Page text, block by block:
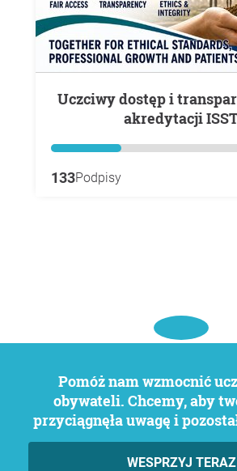
Uczciwy dostęp i transparentność w
akredytacji
133Podpisy
Pomóż nam wzmocnić uczestnictwo
obywateli. Chcemy, aby
przyciągnęła uwagę i
WESPRZYJ TERAZ